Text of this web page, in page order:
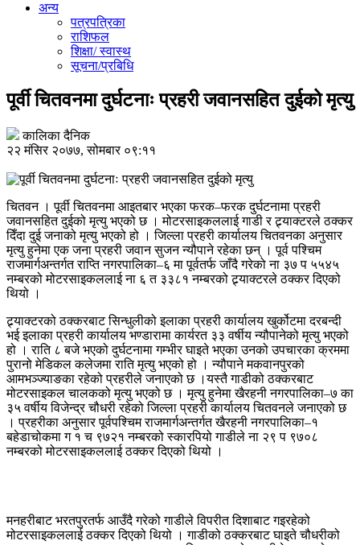
अन्य
पत्रपत्रिका
राशिफल
शिक्षा/ स्वास्थ
सूचना/प्रबिधि
पूर्वी चितवनमा दुर्घटनाः प्रहरी जवानसहित दुईको मृत्यु
कालिका दैनिक
२२ मंसिर २०७७, सोमबार ०९:११
चितवन । पूर्वी चितवनमा आइतबार भएका फरक–फरक दुर्घटनामा प्रहरी
जवानसहित दुईको मृत्यु भएको छ । मोटरसाइकललाई गाडी र ट्र्याक्टरले ठक्कर
दिँदा दुई जनाको मृत्यु भएको हो । जिल्ला प्रहरी कार्यालय चितवनका अनुसार
मृत्यु हुनेमा एक जना प्रहरी जवान सुजन न्यौपाने रहेका छन् । पूर्व पश्चिम
राजमार्गअन्तर्गत राप्ति नगरपालिका–६ मा पूर्वतर्फ जाँदै गरेको ना ३७ प ५५४५
नम्बरको मोटरसाइकललाई ना ६ त ३३८१ नम्बरको ट्र्याक्टरले ठक्कर दिएको
थियो ।
ट्र्याक्टरको ठक्करबाट सिन्धुलीको इलाका प्रहरी कार्यालय खुर्कोटमा दरबन्दी
भई इलाका प्रहरी कार्यालय भण्डारामा कार्यरत ३३ वर्षीय न्यौपानेको मृत्यु भएको
हो । राति ८ बजे भएको दुर्घटनामा गम्भीर घाइते भएका उनको उपचारका क्रममा
पुरानो मेडिकल कलेजमा राति मृत्यु भएको हो । न्यौपाने मकवानपुरको
आमभञ्ज्याङका रहेको प्रहरीले जनाएको छ ।यस्तै गाडीको ठक्करबाट
मोटरसाइकल चालकको मृत्यु भएको छ । मृत्यु हुनेमा खैरहनी नगरपालिका–७ का
३५ वर्षीय विजेन्द्र चौधरी रहेको जिल्ला प्रहरी कार्यालय चितवनले जनाएको छ
। प्रहरीका अनुसार पूर्वपश्चिम राजमार्गअन्तर्गत खैरहनी नगरपालिका–१
बहेडाचोकमा ग १ च ९७२१ नम्बरको स्कारपियो गाडीले ना २९ प ९७०८
नम्बरको मोटरसाइकललाई ठक्कर दिएको थियो ।
मनहरीबाट भरतपुरतर्फ आउँदै गरेको गाडीले विपरीत दिशाबाट गइरहेको
मोटरसाइकललाई ठक्कर दिएको थियो । गाडीको ठक्करबाट घाइते चौधरीको